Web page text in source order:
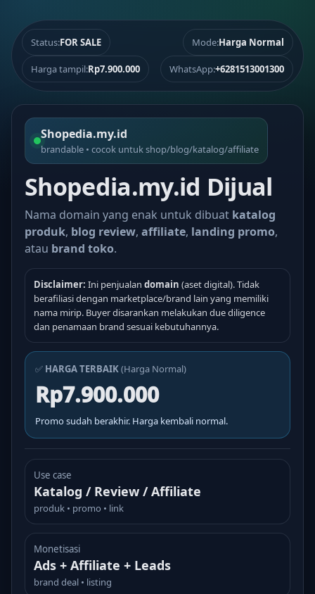
Status:FOR SALE Mode:Harga Normal
Harga tampil:Rp7.900.000 WhatsApp:+6281513001300
Shopedia.my.id
brandable • cocok untuk shop/blog/katalog/affiliate
Shopedia.my.id Dijual
Nama domain yang enak untuk dibuat katalog
produk, blog review, affiliate, landing promo,
atau brand toko.
Disclaimer: Ini penjualan domain (aset digital). Tidak
berafiliasi dengan marketplace/brand lain yang memiliki
nama mirip. Buyer disarankan melakukan due diligence
dan penamaan brand sesuai kebutuhannya.
✅ HARGA TERBAIK(Harga Normal)
Rp7.900.000
Promo sudah berakhir. Harga kembali normal.
Use case
Katalog / Review / Affiliate
produk • promo • link
Monetisasi
Ads + Affiliate + Leads
brand deal • listing